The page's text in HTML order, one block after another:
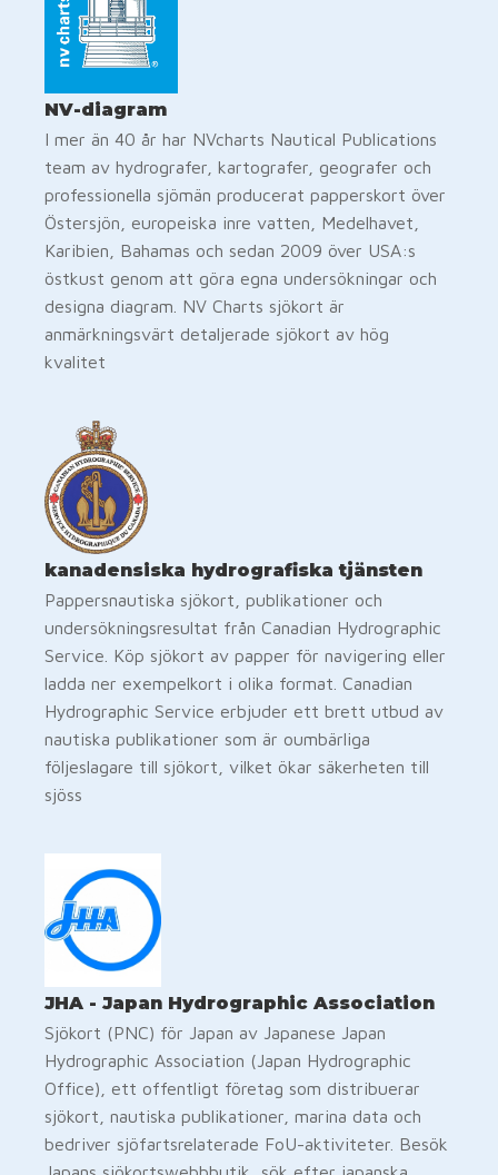
NV-diagram
I mer än 40 år har NVcharts Nautical Publications
team av hydrografer, kartografer, geografer och
professionella sjömän producerat papperskort över
Östersjön, europeiska inre vatten, Medelhavet,
Karibien, Bahamas och sedan 2009 över USA:s
östkust genom att göra egna undersökningar och
designa diagram. NV Charts sjökort är
anmärkningsvärt detaljerade sjökort av hög
kvalitet
kanadensiska hydrografiska tjänsten
Pappersnautiska sjökort, publikationer och
undersökningsresultat från Canadian Hydrographic
Service. Köp sjökort av papper för navigering eller
ladda ner exempelkort i olika format. Canadian
Hydrographic Service erbjuder ett brett utbud av
nautiska publikationer som är oumbärliga
följeslagare till sjökort, vilket ökar säkerheten till
sjöss
JHA - Japan Hydrographic Association
Sjökort (PNC) för Japan av Japanese Japan
Hydrographic Association (Japan Hydrographic
Office), ett offentligt företag som distribuerar
sjökort, nautiska publikationer, marina data och
bedriver sjöfartsrelaterade FoU-aktiviteter. Besök